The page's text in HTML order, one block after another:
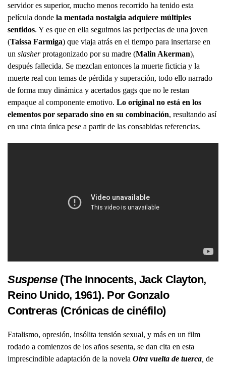
servidor es superior, mucho menos recorrido ha tenido esta
película donde la mentada nostalgia adquiere múltiples
sentidos. Y es que en ella seguimos las peripecias de una joven
(Taissa Farmiga) que viaja atrás en el tiempo para insertarse en
un slasherprotagonizado por su madre (Malin Akerman),
después fallecida. Se mezclan entonces la muerte ficticia y la
muerte real con temas de pérdida y superación, todo ello narrado
de forma muy dinámica y acertados gags que no le restan
empaque al componente emotivo. Lo original no está en los
elementos por separado sino en su combinación, resultando así
en una cinta única pese a partir de las consabidas referencias.
Suspense(The Innocents, Jack Clayton,
Reino Unido, 1961). Por Gonzalo
Contreras (Crónicas de cinéfilo)
Fatalismo, opresión, insólita tensión sexual, y más en un film
rodado a comienzos de los años sesenta, se dan cita en esta
imprescindible adaptación de la novela Otra vuelta de tuerca de